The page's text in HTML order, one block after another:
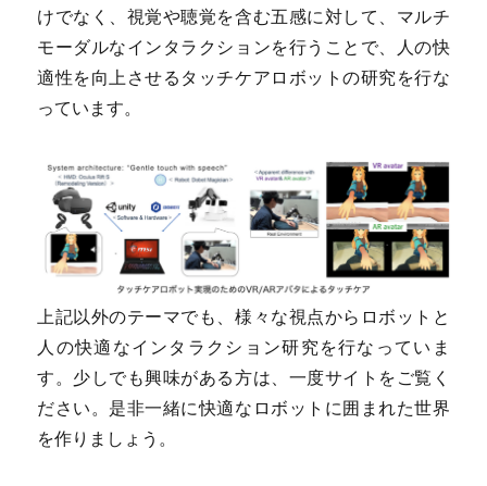
けでなく、視覚や聴覚を含む五感に対して、マルチ
モーダルなインタラクションを行うことで、人の快
適性を向上させるタッチケアロボットの研究を行な
っています。
上記以外のテーマでも、様々な視点からロボットと
人の快適なインタラクション研究を行なっていま
す。少しでも興味がある方は、一度サイトをご覧く
ださい。是非一緒に快適なロボットに囲まれた世界
を作りましょう。